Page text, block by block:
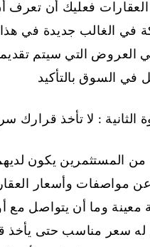
فعليك أن تعرف
في الغالب جديدة في
العروض التي سيتم
في السوق بالتأكيد
الثانية : لا تأخذ قرارك
من المستثمرين يكون
مواصفات وأسعار
معينة وما أن يتواصل مع
له سعر مناسب حتى يأخذ